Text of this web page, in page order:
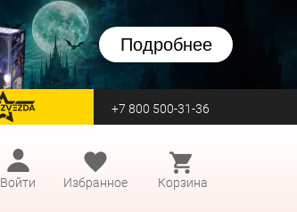
Подробнее
перейти на Zvezda +7 800 500-31-36
Войти
Избранное Корзина